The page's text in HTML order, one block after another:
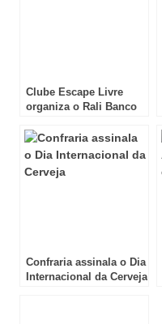
Clube Escape Livre
organiza o Rali Banco
Confraria assinala o Dia
Internacional da Cerveja